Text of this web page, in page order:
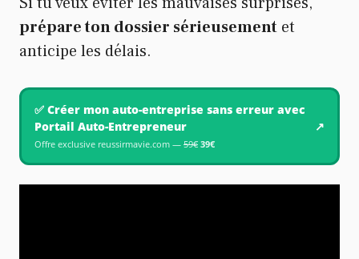
prépare ton dossier sérieusement et
anticipe les délais.
✅ Créer mon auto-entreprise sans erreur avec
Portail Auto-Entrepreneur
Offre exclusive reussirmavie.com — 59€ 39€
↗